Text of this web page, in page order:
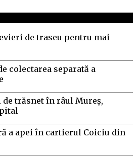
de traseu pentru mai
colectarea separată a
trăsnet în râul Mureș,
a apei în cartierul Coiciu din